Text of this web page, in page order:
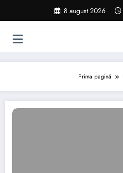
conținut
8 august 2026
Prima pagină